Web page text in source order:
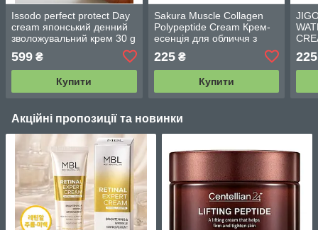
Issodo perfect protect Day
cream японський денний
зволожувальний крем 30 g
599 ₴
Купити
Sakura Muscle Collagen
Polypeptide Cream Крем-
есенція для обличчя з
поліпептидами 50 ml
225₴
Купити
225
Акційні пропозиції та новинки